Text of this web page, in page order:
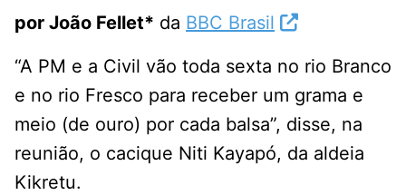
por João Fellet* da BBC Brasil
“A PM e a Civil vão toda sexta no rio Branco
e no rio Fresco para receber um grama e
meio (de ouro) por cada balsa”, disse, na
reunião, o cacique Niti Kayapó, da aldeia
Kikretu.